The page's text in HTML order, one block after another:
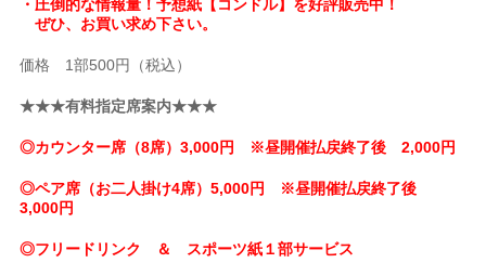
・圧倒的な情報量！予想紙【コンドル】を好評販売中！
ぜひ、お買い求め下さい。
価格 1部500円（税込）
★★★有料指定席案内★★★
◎カウンター席（8席）3,000円 ※昼開催払戻終了後 2,000円
◎ペア席（お二人掛け4席）5,000円 ※昼開催払戻終了後
3,000円
◎フリードリンク ＆ スポーツ紙１部サービス